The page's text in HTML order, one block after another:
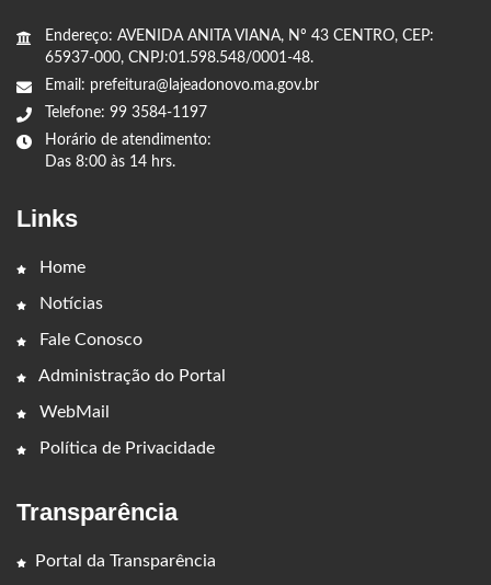
Endereço: AVENIDA ANITA VIANA, Nº 43 CENTRO, CEP:
65937-000, CNPJ:01.598.548/0001-48.
Email: prefeitura@lajeadonovo.ma.gov.br
Telefone: 99 3584-1197
Horário de atendimento:
Das 8:00 às 14 hrs.
Links
Home
Notícias
Fale Conosco
Administração do Portal
WebMail
Política de Privacidade
Transparência
Portal da Transparência